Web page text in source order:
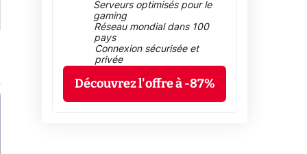
Serveurs optimisés pour le
gaming
Réseau mondial dans 100
pays
Connexion sécurisée et
privée
Découvrez l'offre à -87%